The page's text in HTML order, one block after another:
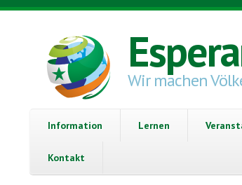
Direkt zum Inhalt
Wir machen
Information Lernen
Kontakt